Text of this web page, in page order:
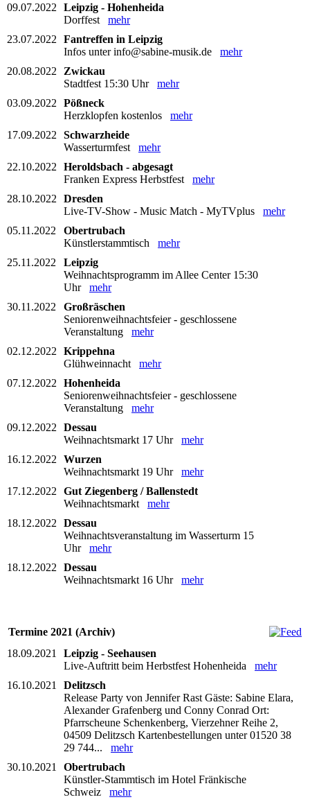
09.07.2022
Leipzig - Hohenheida
Dorffest mehr
23.07.2022
Fantreffen in Leipzig
Infos unter info@sabine-musik.de mehr
20.08.2022
Zwickau
Stadtfest 15:30 Uhr mehr
03.09.2022
Pößneck
Herzklopfen kostenlos mehr
17.09.2022
Schwarzheide
Wasserturmfest mehr
22.10.2022
Heroldsbach - abgesagt
Franken Express Herbstfest mehr
28.10.2022
Dresden
Live-TV-Show - Music Match - MyTVplus mehr
05.11.2022
Obertrubach
Künstlerstammtisch mehr
25.11.2022
Leipzig
Weihnachtsprogramm im Allee Center 15:30
Uhr mehr
30.11.2022
Großräschen
Seniorenweihnachtsfeier - geschlossene
Veranstaltung mehr
02.12.2022
Krippehna
Glühweinnacht mehr
07.12.2022
Hohenheida
Seniorenweihnachtsfeier - geschlossene
Veranstaltung mehr
09.12.2022
Dessau
Weihnachtsmarkt 17 Uhr mehr
16.12.2022
Wurzen
Weihnachtsmarkt 19 Uhr mehr
17.12.2022
Gut Ziegenberg / Ballenstedt
Weihnachtsmarkt mehr
18.12.2022
Dessau
Weihnachtsveranstaltung im Wasserturm 15
Uhr mehr
18.12.2022
Dessau
Weihnachtsmarkt 16 Uhr mehr
Termine 2021 (Archiv)
18.09.2021
Leipzig - Seehausen
Live-Auftritt beim Herbstfest Hohenheida mehr
16.10.2021
Delitzsch
Release Party von Jennifer Rast Gäste: Sabine Elara,
Alexander Grafenberg und Conny Conrad Ort:
Pfarrscheune Schenkenberg, Vierzehner Reihe 2,
04509 Delitzsch Kartenbestellungen unter 01520 38
29 744... mehr
30.10.2021
Obertrubach
Künstler-Stammtisch im Hotel Fränkische
Schweiz mehr